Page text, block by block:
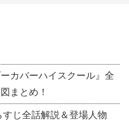
カバーハイスクール』全
まとめ！
じ全話解説＆登場人物